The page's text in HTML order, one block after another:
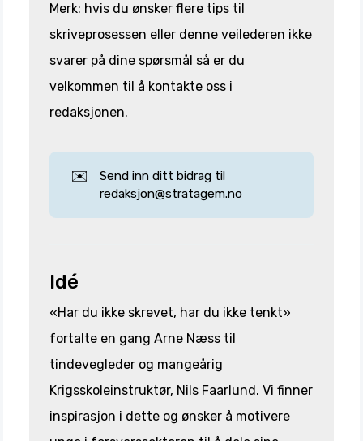
Merk: hvis du ønsker flere tips til
skriveprosessen eller denne veilederen ikke
svarer på dine spørsmål så er du
velkommen til å kontakte oss i
redaksjonen.
✉️
Send inn ditt bidrag til
redaksjon@stratagem.no
Idé
«Har du ikke skrevet, har du ikke tenkt»
fortalte en gang Arne Næss til
tindevegleder og mangeårig
Krigsskoleinstruktør, Nils Faarlund. Vi finner
inspirasjon i dette og ønsker å motivere